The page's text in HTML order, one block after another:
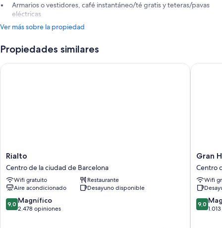
Armarios o vestidores, café instantáneo/té gratis y teteras/pavas
eléctricas
Ver más sobre la propiedad
Propiedades similares
Rialto
Centro
de
la
ciudad
de
Barcelona
Rialto
Centro de la ciudad de Barcelona
Wifi gratuito
Restaurante
Aire acondicionado
Desayuno disponible
9.0
de
9,0 Magnífico
2.478 opiniones
Rialto
Gran
Hotel
Barcino
Centro
de
la
ciudad
Gran
Centro
Wifi
9.0
de
9,0
Gran